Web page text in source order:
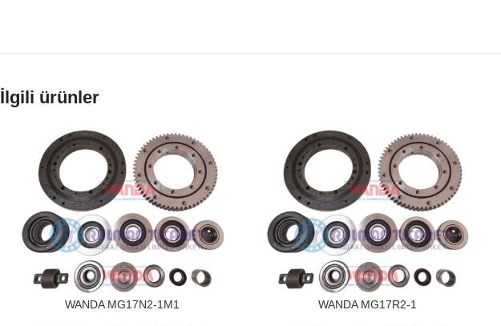
İlgili ürünler
WANDA MG17N2-1M1 WANDA MG17R2-1